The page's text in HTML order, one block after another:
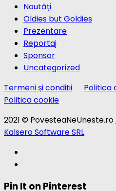
Noutăți
Oldies but Goldies
Prezentare
Reportaj
Sponsor
Uncategorized
Termeni și condiții
Politica
Politica cookie
2021 © PovesteaNeUneste.ro
Kalsero Software SRL
Pin It on Pinterest